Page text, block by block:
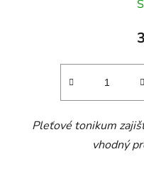
Pleťové tonikum
vhodný